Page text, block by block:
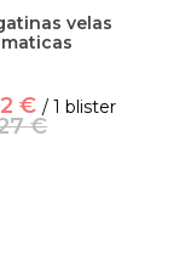
velas
€ / 1 blister
€